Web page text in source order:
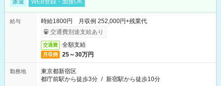
派遣 WEB登録・面接OK
給与
時給1800円 月収例 252,000円+残業代
交通費別途支給あり
交通費 全額支給
月収例 25～30万円
勤務地
東京都新宿区
都庁前駅から徒歩3分 / 新宿駅から徒歩10分